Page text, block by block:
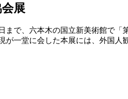
展
まで、六本木の国立新美術館で
が一堂に会した本展には、外国人